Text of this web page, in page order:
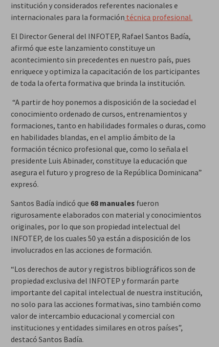
institución y considerados referentes nacionales e
internacionales para la formación técnica profesional.
El Director General del INFOTEP, Rafael Santos Badía,
afirmó que este lanzamiento constituye un
acontecimiento sin precedentes en nuestro país, pues
enriquece y optimiza la capacitación de los participantes
de toda la oferta formativa que brinda la institución.
“A partir de hoy ponemos a disposición de la sociedad el
conocimiento ordenado de cursos, entrenamientos y
formaciones, tanto en habilidades formales o duras, como
en habilidades blandas, en el amplio ámbito de la
formación técnico profesional que, como lo señala el
presidente Luis Abinader, constituye la educación que
asegura el futuro y progreso de la República Dominicana”
expresó.
Santos Badía indicó que 68 manuales fueron
rigurosamente elaborados con material y conocimientos
originales, por lo que son propiedad intelectual del
INFOTEP, de los cuales 50 ya están a disposición de los
involucrados en las acciones de formación.
“Los derechos de autor y registros bibliográficos son de
propiedad exclusiva del INFOTEP y formarán parte
importante del capital intelectual de nuestra institución,
no solo para las acciones formativas, sino también como
valor de intercambio educacional y comercial con
instituciones y entidades similares en otros países”,
destacó Santos Badía.